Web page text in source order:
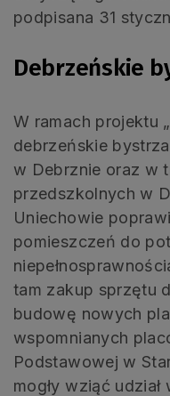
podpisana 31
Debrzeńskie
W ramach projektu
debrzeńskie
w Debrznie oraz w
przedszkolnych w
Uniechowie
pomieszczeń do
tam zakup sprzętu
budowę nowych
wspomnianych
Podstawowej w
mogły wziąć